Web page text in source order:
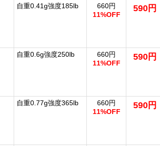
自重0.41g強度185lb
660円
11%OFF
590円
自重0.6g強度250lb
660円
11%OFF
590円
自重0.77g強度365lb
660円
11%OFF
590円